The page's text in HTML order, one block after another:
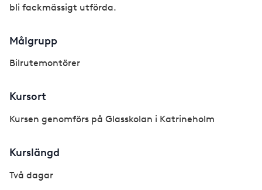
bli fackmässigt utförda.
Målgrupp
Bilrutemontörer
Kursort
Kursen genomförs på Glasskolan i Katrineholm
Kurslängd
Två dagar